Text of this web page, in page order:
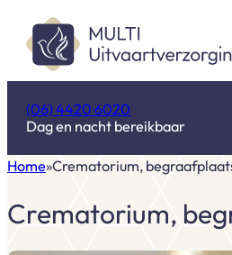
(06) 4420 6020
Dag en nacht bereikbaar
Home Crematorium,
Crematorium,